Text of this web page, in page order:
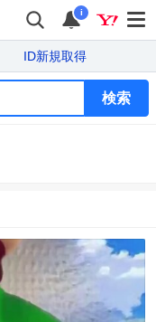
i
ID新規取得
検索